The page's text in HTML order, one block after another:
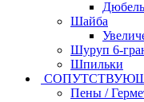
Шайба
Шуруп 6-
Шпильки
Пены /